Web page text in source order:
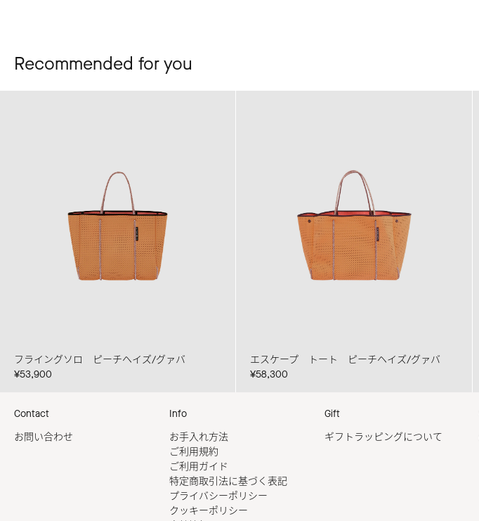
Recommended for you
フライングソロ ピーチヘイズ/グァバ
¥53,900
エスケープ トート ピーチヘイズ/グァバ
¥58,300
Contact
お問い合わせ
Info
お手入れ方法
ご利用規約
ご利用ガイド
特定商取引法に基づく表記
プライバシーポリシー
クッキーポリシー
Gift
ギフトラッピングについて